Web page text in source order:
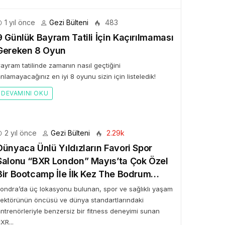
1 yıl önce Gezi Bülteni 483
Günlük Bayram Tatili İçin Kaçırılmaması
8 Oyun
tatilinde zamanın nasıl geçtiğini
en iyi 8 oyunu sizin için listeledik!
DEVAMINI OKU
2 yıl önce Gezi Bülteni 2.29k
Ünlü Yıldızların Favori Spor
“BXR London” Mayıs’ta Çok Özel
Bootcamp İle İlk Kez The Bodrum
üç lokasyonu bulunan, spor ve sağlıklı yaşam
öncüsü ve dünya standartlarındaki
benzersiz bir fitness deneyimi sunan
Bülteni 1 ay önce
Rezervasyon!” ile
Elma’ya Uzanan
Hikâyesi